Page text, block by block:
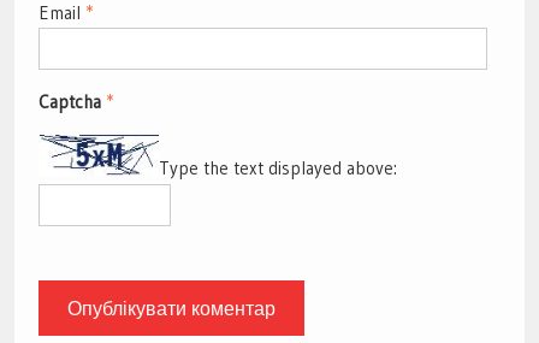
Email *
Captcha *
Type the text displayed above: